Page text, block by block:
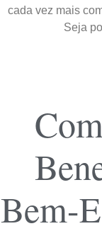
cada vez mais
Seja
Bem-